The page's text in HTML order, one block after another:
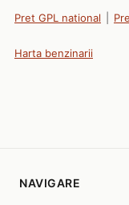
Pret GPL national
Harta benzinarii
NAVIGARE